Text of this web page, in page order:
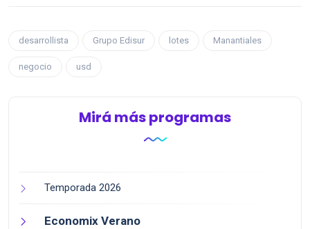
desarrollista Grupo Edisur lotes Manantiales
negocio usd
Mirá más programas
Temporada 2026
Economix Verano